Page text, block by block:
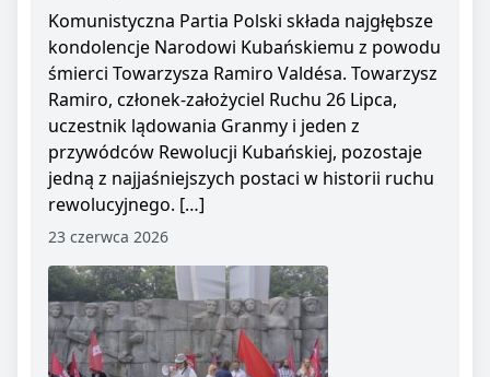
Komunistyczna Partia Polski składa najgłębsze
kondolencje Narodowi Kubańskiemu z powodu
śmierci Towarzysza Ramiro Valdésa. Towarzysz
Ramiro, członek-założyciel Ruchu 26 Lipca,
uczestnik lądowania Granmy i jeden z
przywódców Rewolucji Kubańskiej, pozostaje
jedną z najjaśniejszych postaci w historii ruchu
rewolucyjnego. […]
23 czerwca 2026